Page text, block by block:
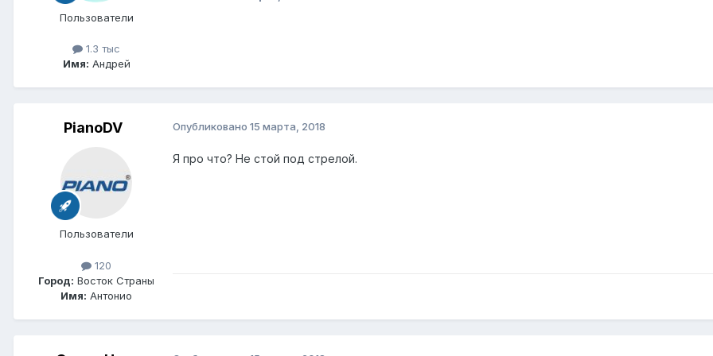
Пользователи
1.3 тыс
Имя: Андрей
PianoDV
Пользователи
120
Город: Восток Страны
Имя: Антонио
Опубликовано 15 марта, 2018
Я про что? Не стой под стрелой.